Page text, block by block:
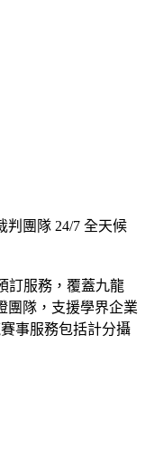
判團隊 24/7 全天候
訂服務，覆蓋九龍
團隊，支援學界企業
事服務包括計分攝